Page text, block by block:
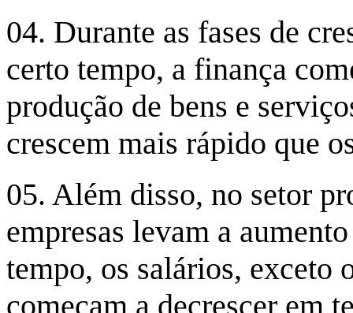
04. Durante as fases de
certo tempo, a finança
produção de bens e
crescem mais rápido que
05. Além disso, no setor
empresas levam a
tempo, os salários, exceto
começam a decrescer em